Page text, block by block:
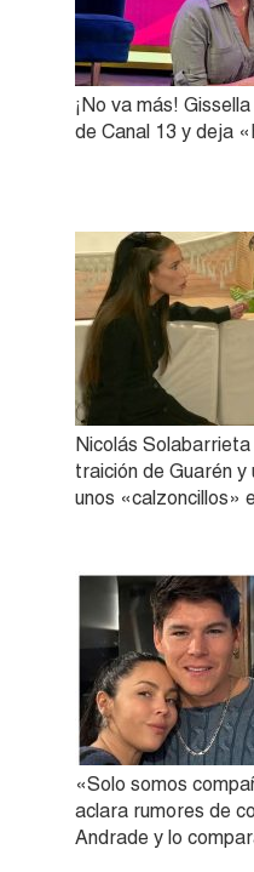
¡No va más!
de Canal 13 y deja
Nicolás
traición de Guarén
unos «calzoncillos»
«Solo somos
aclara rumores de
Andrade y lo